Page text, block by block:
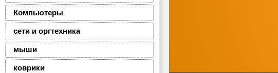
Компьютеры
сети и оргтехника
мыши
коврики